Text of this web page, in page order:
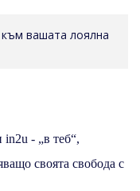
към вашата лоялна
- „в теб“,
своята свобода с